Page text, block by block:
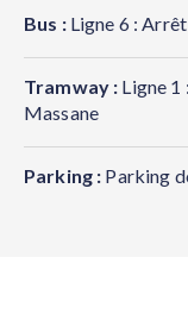
Bus : Ligne 6 :
Tramway : Ligne 1
Massane
Parking : Parking